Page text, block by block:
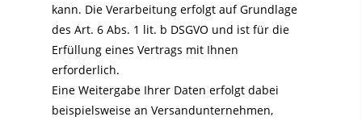
kann. Die Verarbeitung erfolgt auf Grundlage
des Art. 6 Abs. 1 lit. b DSGVO und ist für die
Erfüllung eines Vertrags mit Ihnen
erforderlich.
Eine Weitergabe Ihrer Daten erfolgt dabei
beispielsweise an Versandunternehmen,